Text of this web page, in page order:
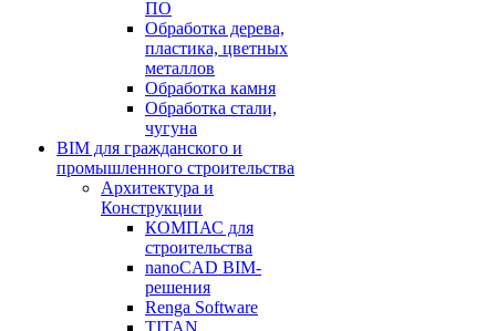
ПО
Обработка дерева,
пластика, цветных
металлов
Обработка камня
Обработка стали,
чугуна
BIM для гражданского и
промышленного строительства
Архитектура и
Конструкции
КОМПАС для
строительства
nanoCAD BIM-
решения
Renga Software
TITAN